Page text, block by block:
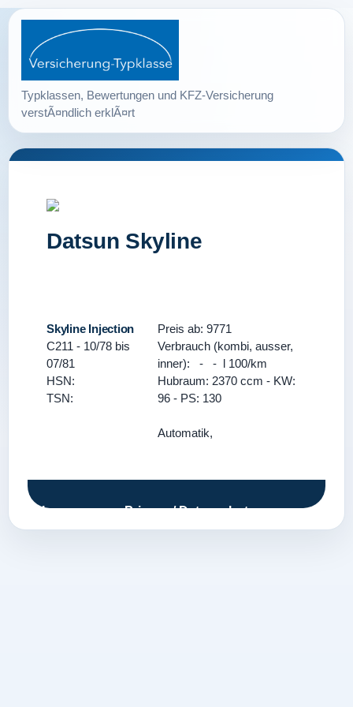
Datsun Skyline
Skyline Injection
C211 - 10/78 bis
07/81
HSN:
TSN:
Preis ab: 9771
Verbrauch (kombi, ausser,
inner): - - l 100/km
Hubraum: 2370 ccm - KW:
96 - PS: 130
Automatik,
Impressum Privacy / Datenschutz